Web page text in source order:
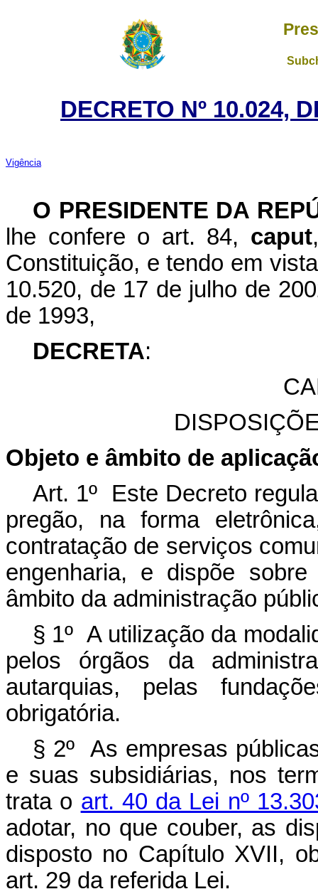
DECRETO Nº 10.024,
Vigência
O PRESIDENTE DA
lhe confere o art. 84, caput
Constituição, e tendo em
10.520, de 17 de julho de
de 1993,
DECRETA:
Objeto e âmbito de
Art. 1º Este Decreto
pregão, na forma
contratação de serviços
engenharia, e dispõe
âmbito da administração
§ 1º A utilização da
pelos órgãos da
autarquias, pelas
obrigatória.
§ 2º As empresas
e suas subsidiárias, nos
trata o art. 40 da Lei nº
adotar, no que couber, as
disposto no Capítulo XVII,
art. 29 da referida Lei.